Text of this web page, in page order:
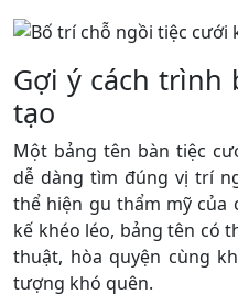
Gợi ý cách trình
tạo
Một bảng tên bàn tiệc
dễ dàng tìm đúng vị trí
thể hiện gu thẩm mỹ của
kế khéo léo, bảng tên có
thuật, hòa quyện cùng
tượng khó quên.